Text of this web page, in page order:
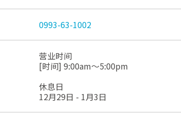
0993-63-1002
营业时间
[时间] 9:00am～5:00pm
休息日
12月29日 - 1月3日